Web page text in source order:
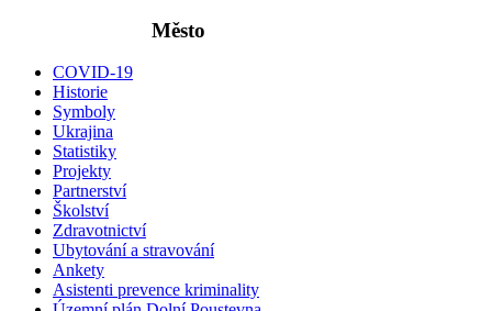
Město
COVID-19
Historie
Symboly
Ukrajina
Statistiky
Projekty
Partnerství
Školství
Zdravotnictví
Ubytování a stravování
Ankety
Asistenti prevence kriminality